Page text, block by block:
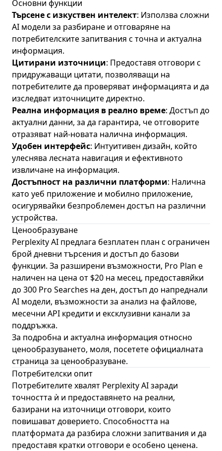
Основни функции
Търсене с изкуствен интелект: Използва сложни
AI модели за разбиране и отговаряне на
потребителските запитвания с точна и актуална
информация.
Цитирани източници: Предоставя отговори с
придружаващи цитати, позволяващи на
потребителите да проверяват информацията и да
изследват източниците директно.
Реална информация в реално време: Достъп до
актуални данни, за да гарантира, че отговорите
отразяват най-новата налична информация.
Удобен интерфейс: Интуитивен дизайн, който
улеснява лесната навигация и ефективното
извличане на информация.
Достъпност на различни платформи: Налична
като уеб приложение и мобилно приложение,
осигурявайки безпроблемен достъп на различни
устройства.
Ценообразуване
Perplexity AI предлага безплатен план с ограничен
брой дневни търсения и достъп до базови
функции. За разширени възможности, Pro Plan е
наличен на цена от $20 на месец, предоставяйки
до 300 Pro Searches на ден, достъп до напреднали
AI модели, възможности за анализ на файлове,
месечни API кредити и ексклузивни канали за
поддръжка.
За подробна и актуална информация относно
ценообразуването, моля, посететеофициалната
страница за ценообразуване.
Потребителски опит
Потребителите хвалят Perplexity AI заради
точността ѝ и предоставянето на реални,
базирани на източници отговори, които
повишават доверието. Способността на
платформата да разбира сложни запитвания и да
предоставя кратки отговори е особено ценена.